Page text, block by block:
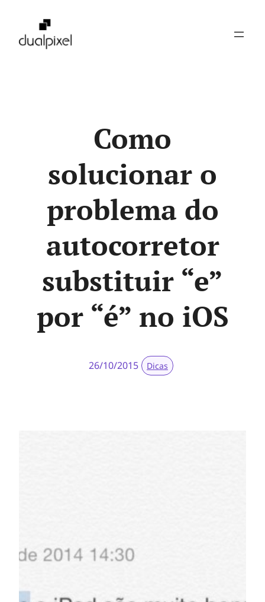
Como
solucionar o
problema do
autocorretor
substituir “e”
por “é” no iOS
26/10/2015 Dicas